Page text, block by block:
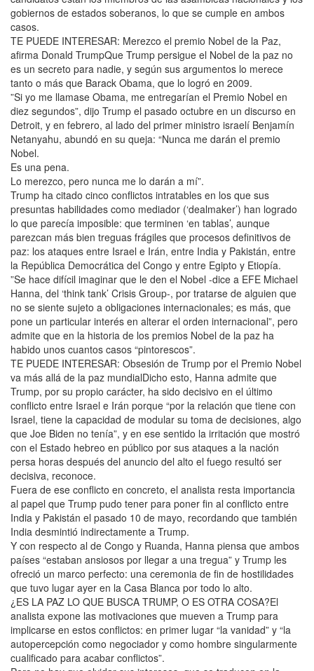
gobiernos de estados soberanos, lo que se cumple en ambos
casos.
TE PUEDE INTERESAR: Merezco el premio Nobel de la Paz,
afirma Donald TrumpQue Trump persigue el Nobel de la paz no
es un secreto para nadie, y según sus argumentos lo merece
tanto o más que Barack Obama, que lo logró en 2009.
”Si yo me llamase Obama, me entregarían el Premio Nobel en
diez segundos”, dijo Trump el pasado octubre en un discurso en
Detroit, y en febrero, al lado del primer ministro israelí Benjamín
Netanyahu, abundó en su queja: “Nunca me darán el premio
Nobel.
Es una pena.
Lo merezco, pero nunca me lo darán a mí”.
Trump ha citado cinco conflictos intratables en los que sus
presuntas habilidades como mediador (‘dealmaker’) han logrado
lo que parecía imposible: que terminen ‘en tablas’, aunque
parezcan más bien treguas frágiles que procesos definitivos de
paz: los ataques entre Israel e Irán, entre India y Pakistán, entre
la República Democrática del Congo y entre Egipto y Etiopía.
”Se hace difícil imaginar que le den el Nobel -dice a EFE Michael
Hanna, del ‘think tank’ Crisis Group-, por tratarse de alguien que
no se siente sujeto a obligaciones internacionales; es más, que
pone un particular interés en alterar el orden internacional”, pero
admite que en la historia de los premios Nobel de la paz ha
habido unos cuantos casos “pintorescos”.
TE PUEDE INTERESAR: Obsesión de Trump por el Premio Nobel
va más allá de la paz mundialDicho esto, Hanna admite que
Trump, por su propio carácter, ha sido decisivo en el último
conflicto entre Israel e Irán porque “por la relación que tiene con
Israel, tiene la capacidad de modular su toma de decisiones, algo
que Joe Biden no tenía”, y en ese sentido la irritación que mostró
con el Estado hebreo en público por sus ataques a la nación
persa horas después del anuncio del alto el fuego resultó ser
decisiva, reconoce.
Fuera de ese conflicto en concreto, el analista resta importancia
al papel que Trump pudo tener para poner fin al conflicto entre
India y Pakistán el pasado 10 de mayo, recordando que también
India desmintió indirectamente a Trump.
Y con respecto al de Congo y Ruanda, Hanna piensa que ambos
países “estaban ansiosos por llegar a una tregua” y Trump les
ofreció un marco perfecto: una ceremonia de fin de hostilidades
que tuvo lugar ayer en la Casa Blanca por todo lo alto.
¿ES LA PAZ LO QUE BUSCA TRUMP, O ES OTRA COSA?El
analista expone las motivaciones que mueven a Trump para
implicarse en estos conflictos: en primer lugar “la vanidad” y “la
autopercepción como negociador y como hombre singularmente
cualificado para acabar conflictos”.